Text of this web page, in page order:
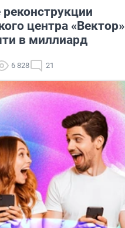
центра «Вектор»
в миллиард
6 828 21